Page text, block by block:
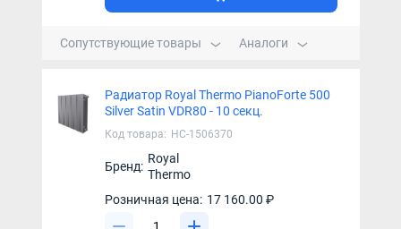
Сопутствующие товары Аналоги
Радиатор Royal Thermo PianoForte 500
Silver Satin VDR80 - 10 секц.
Код товара: НС-1506370
Бренд:
Royal
Thermo
Розничная цена: 17 160.00 ₽